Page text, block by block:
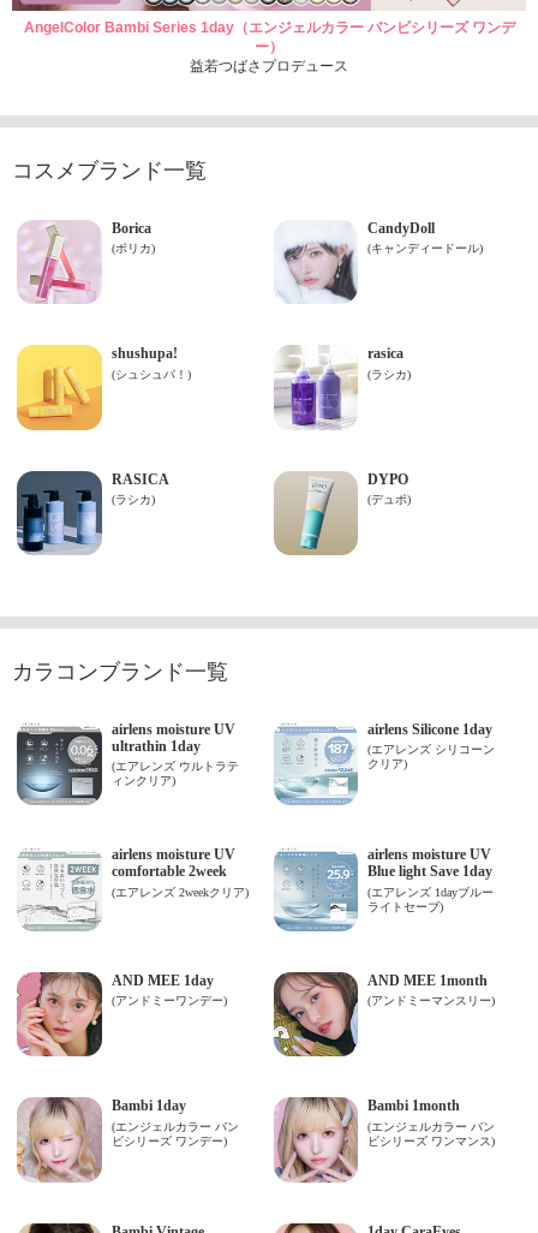
AngelColor Bambi Series 1day（エンジェルカラー バンビシリーズ ワンデ
ー）
益若つばさプロデュース
コスメブランド一覧
カラコンブランド一覧